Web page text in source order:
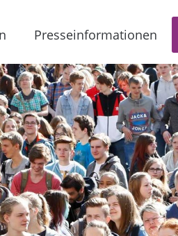
Presseinformationen